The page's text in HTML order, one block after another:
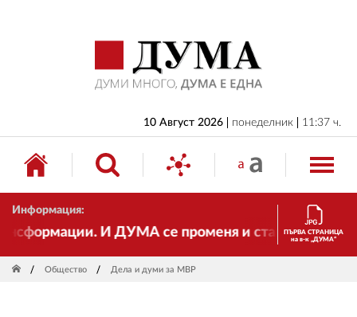
10 Август 2026 понеделник 11:37 ч.
Информация:
И ДУМА се променя и става
ПЪРВА СТРАНИЦА
на в-к „ДУМА“
Общество Дела и думи за МВР
БЪЛГАРИЯ
ИКОНОМИКА
ИЗБОРИ
СВЯТ